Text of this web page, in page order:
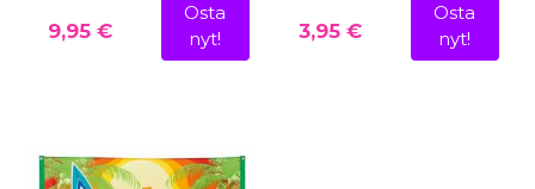
9,95 €
Osta
nyt!
3,95 €
Osta
nyt!